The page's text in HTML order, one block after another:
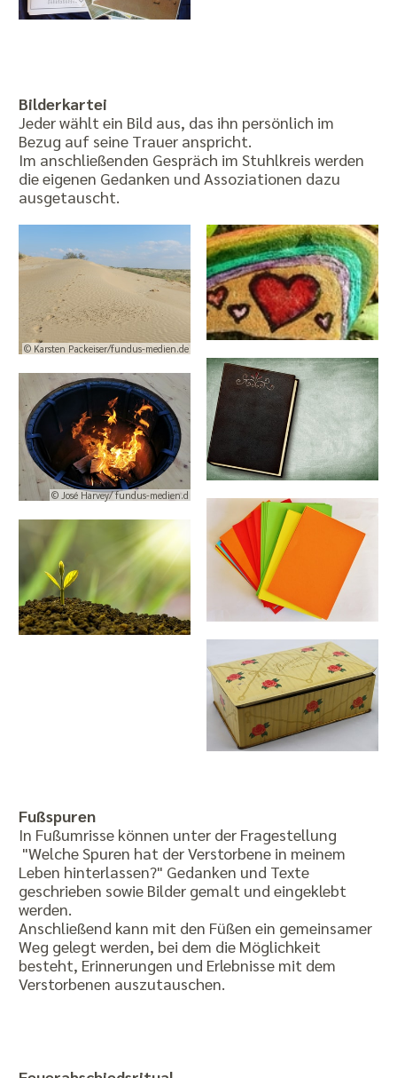
Bilderkartei
Jeder wählt ein Bild aus, das ihn persönlich im
Bezug auf seine Trauer anspricht.
Im anschließenden Gespräch im Stuhlkreis werden
die eigenen Gedanken und Assoziationen dazu
ausgetauscht.
© Karsten Packeiser/fundus-medien.de
© José Harvey/ fundus-medien.d
Fußspuren
In Fußumrisse können unter der Fragestellung
"Welche Spuren hat der Verstorbene in meinem
Leben hinterlassen?" Gedanken und Texte
geschrieben sowie Bilder gemalt und eingeklebt
werden.
Anschließend kann mit den Füßen ein gemeinsamer
Weg gelegt werden, bei dem die Möglichkeit
besteht, Erinnerungen und Erlebnisse mit dem
Verstorbenen auszutauschen.